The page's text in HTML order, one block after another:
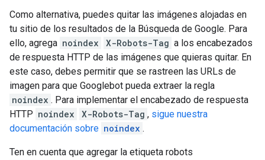
Como alternativa, puedes quitar las imágenes alojadas en
tu sitio de los resultados de la Búsqueda de Google. Para
ello, agrega noindex X-Robots-Tag a los encabezados
de respuesta HTTP de las imágenes que quieras quitar. En
este caso, debes permitir que se rastreen las URLs de
imagen para que Googlebot pueda extraer la regla
noindex . Para implementar el encabezado de respuesta
HTTP noindex X-Robots-Tag , sigue nuestra
documentación sobre noindex .
Ten en cuenta que agregar la etiqueta robots